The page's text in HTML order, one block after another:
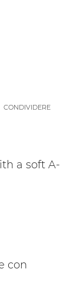
a soft A-
con
CONDIVIDERE